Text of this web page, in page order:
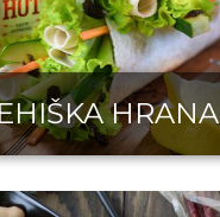
HRANA